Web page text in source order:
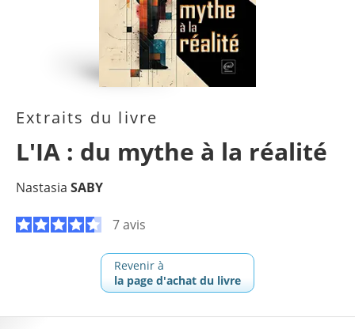
Extraits du livre
L'IA : du mythe à la réalité
Nastasia SABY
7 avis
Revenir à
la page d'achat du livre